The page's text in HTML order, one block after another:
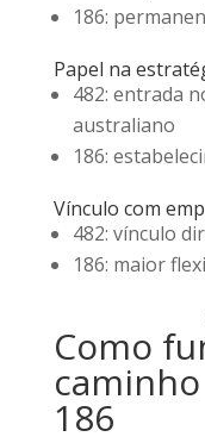
186:
Papel na
482: entrada
australiano
186:
Vínculo com
482: vínculo
186: maior
Como
186